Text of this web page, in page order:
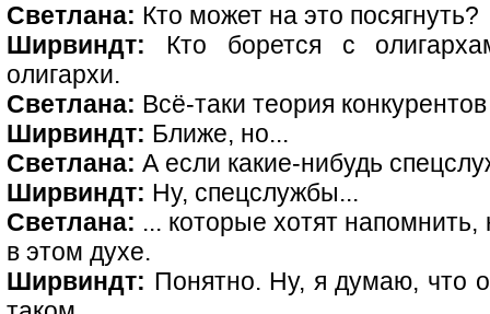
Светлана: Кто может на это посягнуть?
Ширвиндт: Кто борется с
олигархи.
Светлана: Всё-таки теория
Ширвиндт: Ближе, но...
Светлана: А если какие-нибудь
Ширвиндт: Ну, спецслужбы...
Светлана: ... которые хотят напомнить,
в этом духе.
Ширвиндт: Понятно. Ну, я думаю, что